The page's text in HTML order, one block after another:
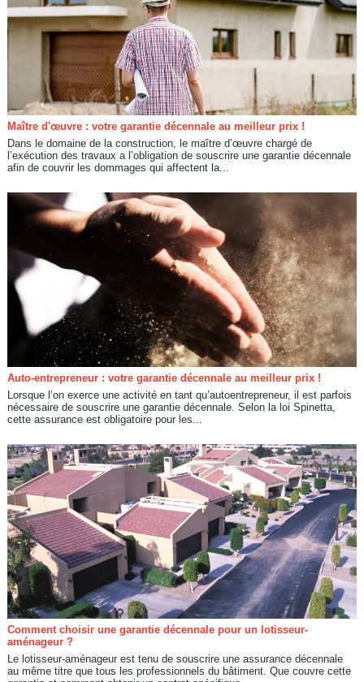
Maître d'œuvre : votre garantie décennale au meilleur prix !
Dans le domaine de la construction, le maître d’œuvre chargé de
l’exécution des travaux a l’obligation de souscrire une garantie décennale
afin de couvrir les dommages qui affectent la...
Auto-entrepreneur : votre garantie décennale au meilleur prix !
Lorsque l’on exerce une activité en tant qu’autoentrepreneur, il est parfois
nécessaire de souscrire une garantie décennale. Selon la loi Spinetta,
cette assurance est obligatoire pour les...
Comment choisir une garantie décennale pour un lotisseur-
aménageur ?
Le lotisseur-aménageur est tenu de souscrire une assurance décennale
au même titre que tous les professionnels du bâtiment. Que couvre cette